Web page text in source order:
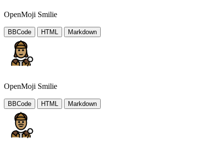
OpenMoji Smilie
BBCode HTML Markdown
OpenMoji Smilie
BBCode HTML Markdown